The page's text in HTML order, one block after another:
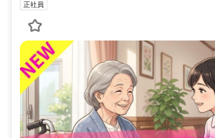
正社員